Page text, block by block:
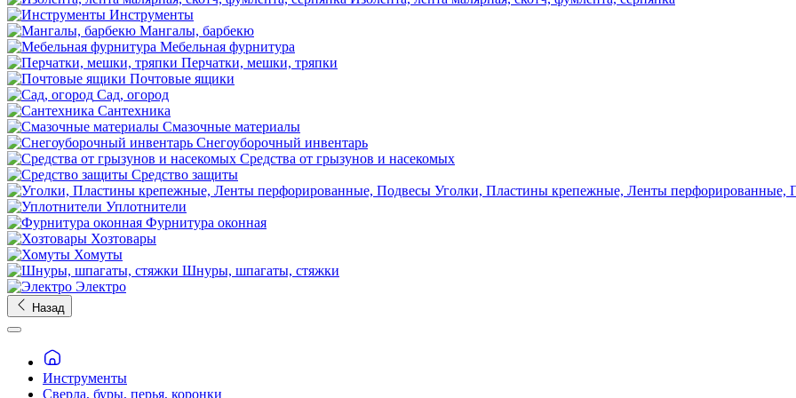
Инструменты
Мангалы, барбекю
Мебельная фурнитура
Перчатки, мешки, тряпки
Почтовые ящики
Сад, огород
Сантехника
Смазочные материалы
Снегоуборочный инвентарь
Средства от грызунов и насекомых
Средство защиты
Уголки, Пластины крепежные, Ленты перфорированные,
Уплотнители
Фурнитура оконная
Хозтовары
Хомуты
Шнуры, шпагаты, стяжки
Электро
Назад
Инструменты
Сверла, буры, перья, коронки